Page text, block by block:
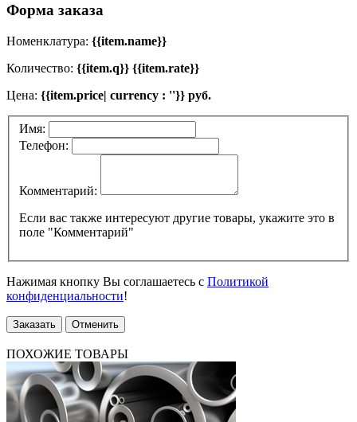
Форма заказа
Номенклатура: {{item.name}}
Количество: {{item.q}} {{item.rate}}
Цена: {{item.price| currency : ''}} руб.
Имя:
Телефон:
Комментарий:
Если вас также интересуют другие товары, укажите это в
поле "Комментарий"
Нажимая кнопку Вы соглашаетесь с Политикой
конфиденциальности!
Заказать Отменить
ПОХОЖИЕ ТОВАРЫ